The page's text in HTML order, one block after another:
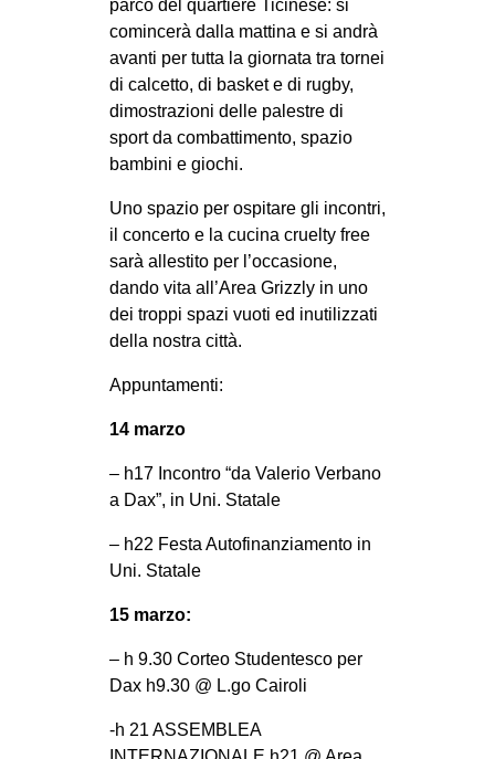
parco del quartiere Ticinese: si
comincerà dalla mattina e si andrà
avanti per tutta la giornata tra tornei
di calcetto, di basket e di rugby,
dimostrazioni delle palestre di
sport da combattimento, spazio
bambini e giochi.
Uno spazio per ospitare gli incontri,
il concerto e la cucina cruelty free
sarà allestito per l’occasione,
dando vita all’Area Grizzly in uno
dei troppi spazi vuoti ed inutilizzati
della nostra città.
Appuntamenti:
14 marzo
– h17 Incontro “da Valerio Verbano
a Dax”, in Uni. Statale
– h22 Festa Autofinanziamento in
Uni. Statale
15 marzo:
– h 9.30 Corteo Studentesco per
Dax h9.30 @ L.go Cairoli
-h 21 ASSEMBLEA